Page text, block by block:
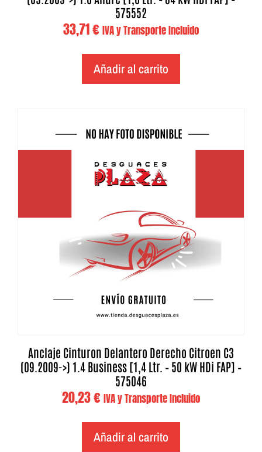
575552
33,71€ IVA y Transporte Incluido
Añadir al carrito
Anclaje Cinturon Delantero Derecho Citroen C3
(09.2009->) 1.4 Business [1,4 Ltr. – 50 kW HDi FAP] –
575046
20,23€ IVA y Transporte Incluido
Añadir al carrito